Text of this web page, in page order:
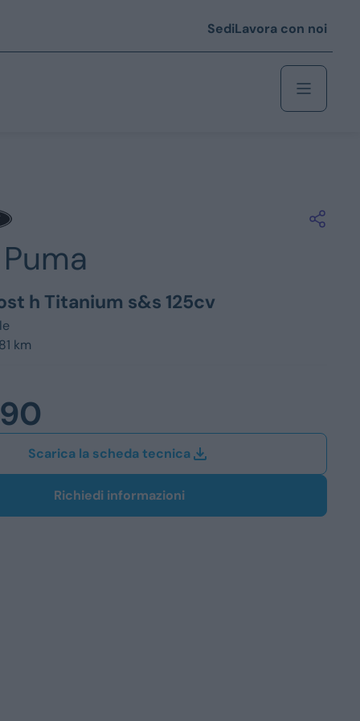
SediLavora con noi
i € 35.000
Puma
h Titanium s&s 125cv
km
Scarica la scheda tecnica
Richiedi informazioni